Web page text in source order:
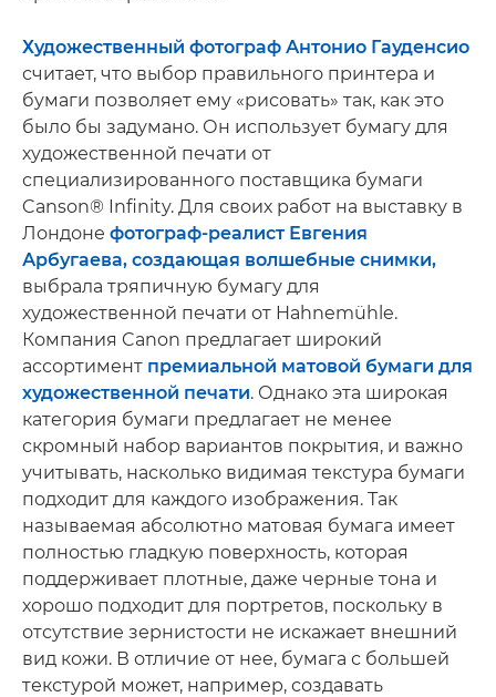
Художественный фотограф Антонио Гауденсио
считает, что выбор правильного принтера и
бумаги позволяет ему «рисовать» так, как это
было бы задумано. Он использует бумагу для
художественной печати от
специализированного поставщика бумаги
Canson® Infinity. Для своих работ на выставку в
Лондоне фотограф-реалист Евгения
Арбугаева, создающая волшебные снимки,
выбрала тряпичную бумагу для
художественной печати от Hahnemühle.
Компания Canon предлагает широкий
ассортимент премиальной матовой бумаги для
художественной печати. Однако эта широкая
категория бумаги предлагает не менее
скромный набор вариантов покрытия, и важно
учитывать, насколько видимая текстура бумаги
подходит для каждого изображения. Так
называемая абсолютно матовая бумага имеет
полностью гладкую поверхность, которая
поддерживает плотные, даже черные тона и
хорошо подходит для портретов, поскольку в
отсутствие зернистости не искажает внешний
вид кожи. В отличие от нее, бумага с большей
текстурой может, например, создавать